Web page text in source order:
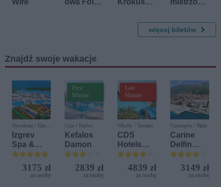
Festiwal
świecach
więcej biletów
Znajdź swoje wakacje
Macedonia / Elen
Kamen
Izgrev
Spa &
Aquapark
3175 zł
za osobę
First
Minute
Cypr / Paphos
Kefalos
Damon
2839 zł
za osobę
Last
Minute
Włochy / Terrasini
CDS
Hotels
Terrasini
(ex. Citta
del Mare)
4839 zł
za osobę
Czarnogóra / Bijela
Carine
Delfin
Bijela (ex.
Iberostar
Bijela
3149 zł
za osobę